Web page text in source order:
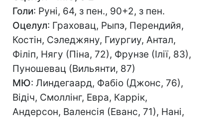
Голи: Руні, 64, з пен., 90+2, з пен.
Оцелул: Граховац, Рыпэ, Перендийя,
Костін, Сэледжяну, Гиургиу, Антал,
Філіп, Нягу (Піна, 72), Фрунзе (Ілії, 83),
Пуношевац (Вильянти, 87)
МЮ: Линдегаард, Фабіо (Джонс, 76),
Відіч, Смоллінг, Евра, Каррік,
Андерсон, Валенсія (Еванс, 71), Нані,